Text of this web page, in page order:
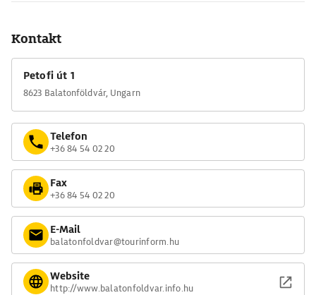
Kontakt
Petofi út 1
8623 Balatonföldvár, Ungarn
Telefon
+36 84 54 02 20
Fax
+36 84 54 02 20
E-Mail
balatonfoldvar@tourinform.hu
Website
http://www.balatonfoldvar.info.hu